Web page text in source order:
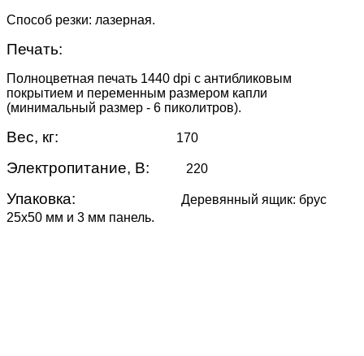
Способ резки: лазерная.
Печать:
Полноцветная печать 1440 dpi с антибликовым
покрытием и переменным размером капли
(минимальный размер - 6 пиколитров).
Вес, кг: 170
Электропитание, В: 220
Упаковка:
Деревянный ящик: брус
25х50 мм и 3 мм панель.